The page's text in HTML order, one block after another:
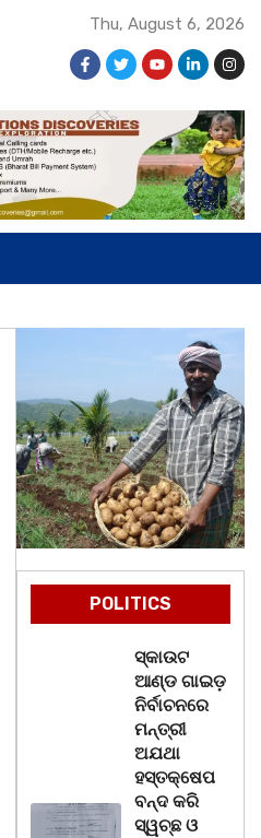
Thu, August 6, 2026
POLITICS
ସ୍କାଉଟ
ଆଣ୍ଡ ଗାଇଡ଼
ନିର୍ବାଚନରେ
ମନ୍ତ୍ରୀ
ଅଯଥା
ହସ୍ତକ୍ଷେପ
ବନ୍ଦ କରି
ସ୍ୱଚ୍ଛ ଓ